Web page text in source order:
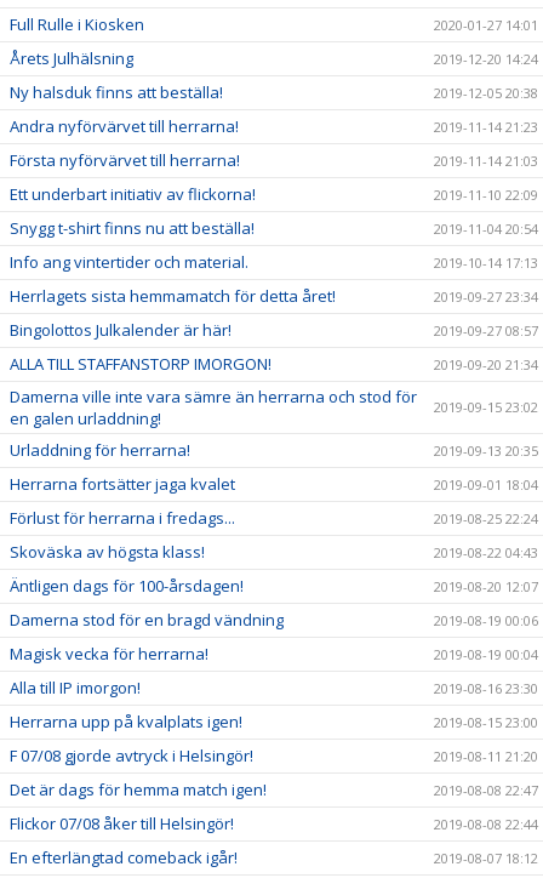
Full Rulle i Kiosken
2020-01-27 14:01
Årets Julhälsning 2019-12-20 14:24
Ny halsduk finns att beställa! 2019-12-05 20:38
Andra nyförvärvet till herrarna! 2019-11-14 21:23
Första nyförvärvet till herrarna! 2019-11-14 21:03
Ett underbart initiativ av flickorna! 2019-11-10 22:09
Snygg t-shirt finns nu att beställa! 2019-11-04 20:54
Info ang vintertider och material. 2019-10-14 17:13
Herrlagets sista hemmamatch för detta året! 2019-09-27 23:34
Bingolottos Julkalender är här! 2019-09-27 08:57
ALLA TILL STAFFANSTORP IMORGON! 2019-09-20 21:34
Damerna ville inte vara sämre än herrarna och stod för
en galen urladdning!
2019-09-15 23:02
Urladdning för herrarna! 2019-09-13 20:35
Herrarna fortsätter jaga kvalet 2019-09-01 18:04
Förlust för herrarna i fredags... 2019-08-25 22:24
Skoväska av högsta klass! 2019-08-22 04:43
Äntligen dags för 100-årsdagen! 2019-08-20 12:07
Damerna stod för en bragd vändning 2019-08-19 00:06
Magisk vecka för herrarna! 2019-08-19 00:04
Alla till IP imorgon! 2019-08-16 23:30
Herrarna upp på kvalplats igen! 2019-08-15 23:00
F 07/08 gjorde avtryck i Helsingör! 2019-08-11 21:20
Det är dags för hemma match igen! 2019-08-08 22:47
Flickor 07/08 åker till Helsingör! 2019-08-08 22:44
En efterlängtad comeback igår! 2019-08-07 18:12